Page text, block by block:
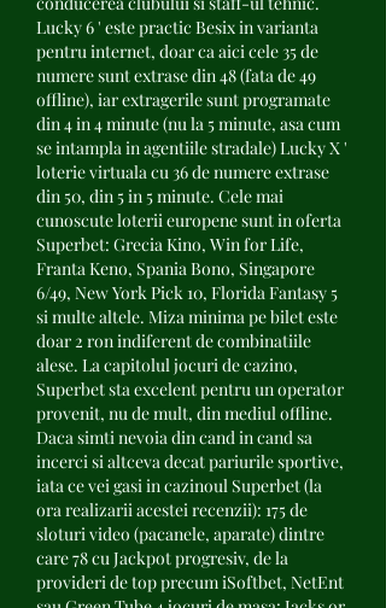
Lucky 6 ' este practic Besix in varianta
pentru internet, doar ca aici cele 35 de
numere sunt extrase din 48 (fata de 49
offline), iar extragerile sunt programate
din 4 in 4 minute (nu la 5 minute, asa cum
se intampla in agentiile stradale) Lucky X '
loterie virtuala cu 36 de numere extrase
din 50, din 5 in 5 minute. Cele mai
cunoscute loterii europene sunt in oferta
Superbet: Grecia Kino, Win for Life,
Franta Keno, Spania Bono, Singapore
6/49, New York Pick 10, Florida Fantasy 5
si multe altele. Miza minima pe bilet este
doar 2 ron indiferent de combinatiile
alese. La capitolul jocuri de cazino,
Superbet sta excelent pentru un operator
provenit, nu de mult, din mediul offline.
Daca simti nevoia din cand in cand sa
incerci si altceva decat pariurile sportive,
iata ce vei gasi in cazinoul Superbet (la
ora realizarii acestei recenzii): 175 de
sloturi video (pacanele, aparate) dintre
care 78 cu Jackpot progresiv, de la
provideri de top precum iSoftbet, NetEnt